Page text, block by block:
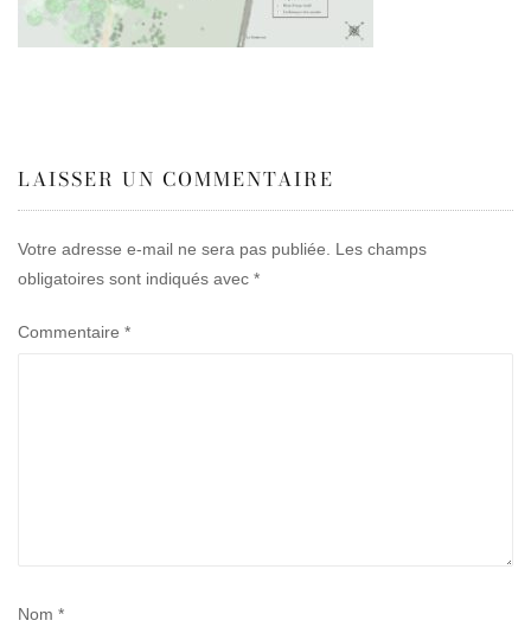
LAISSER UN COMMENTAIRE
Votre adresse e-mail ne sera pas publiée.
Les champs
obligatoires sont indiqués avec *
Commentaire *
Nom *